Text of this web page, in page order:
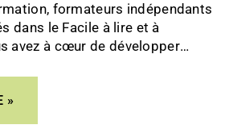
formateurs indépendants
dans le Facile à lire et à
avez à cœur de développer
»